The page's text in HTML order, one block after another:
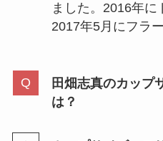
ました。2016年に
2017年5月にフラ
田畑志真のカップ
は？